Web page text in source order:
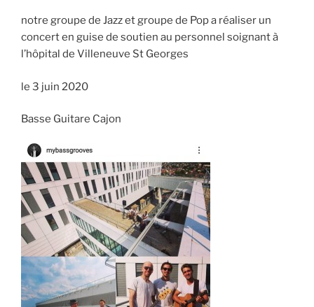
notre groupe de Jazz et groupe de Pop a réaliser un
concert en guise de soutien au personnel soignant à
l’hôpital de Villeneuve St Georges
le 3 juin 2020
Basse Guitare Cajon